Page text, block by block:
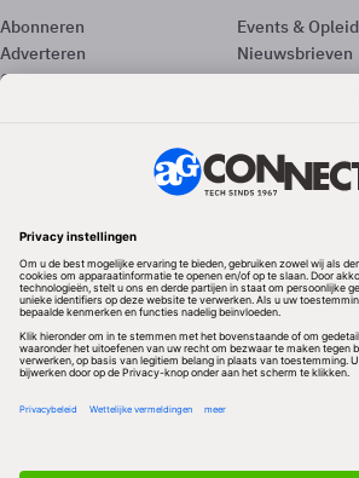
Abonneren
Adverteren
Contact
Events &
Nieuwsbrieven
Vacatures
Redactionele partner